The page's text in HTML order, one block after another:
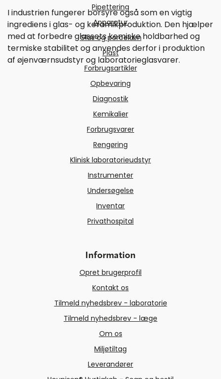
I industrien fungerer borsyre også som en vigtig
ingrediens i glas- og keramikproduktion. Den hjælper
med at forbedre glassets kemiske holdbarhed og
termiske stabilitet og anvendes derfor i produktion
af øjenværnsudstyr og laboratorieglasvarer.
Pipettering
Apparatur
Glas og porcelæn
Plast
Forbrugsartikler
Opbevaring
Diagnostik
Kemikalier
Forbrugsvarer
Rengøring
Klinisk laboratorieudstyr
Instrumenter
Undersøgelse
Inventar
Privathospital
Information
Opret brugerprofil
Kontakt os
Tilmeld nyhedsbrev - laboratorie
Tilmeld nyhedsbrev - læge
Om os
Miljøtiltag
Leverandører